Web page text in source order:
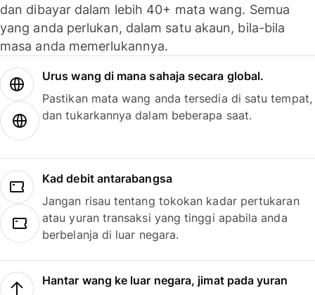
dan dibayar dalam lebih 40+ mata wang. Semua
yang anda perlukan, dalam satu akaun, bila-bila
masa anda memerlukannya.
Urus wang di mana sahaja secara global.
Pastikan mata wang anda tersedia di satu tempat,
dan tukarkannya dalam beberapa saat.
Kad debit antarabangsa
Jangan risau tentang tokokan kadar pertukaran
atau yuran transaksi yang tinggi apabila anda
berbelanja di luar negara.
Hantar wang ke luar negara, jimat pada yuran